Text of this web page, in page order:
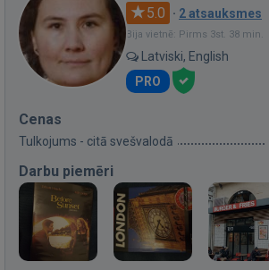
5.0 · 2 atsauksmes
Bija vietnē: Pirms 3st. 38 min.
Latviski, English
PRO
Cenas
Tulkojums - citā svešvalodā
Darbu piemēri